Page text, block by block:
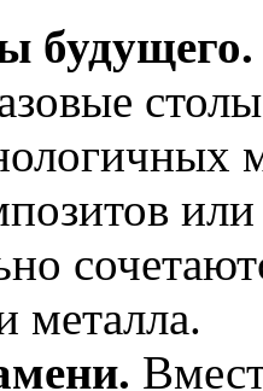
будущего.
металла.